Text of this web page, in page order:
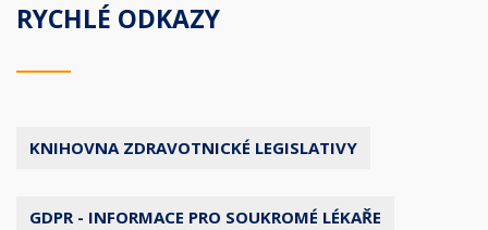
RYCHLÉ ODKAZY
KNIHOVNA ZDRAVOTNICKÉ LEGISLATIVY
GDPR - INFORMACE PRO SOUKROMÉ LÉKAŘE